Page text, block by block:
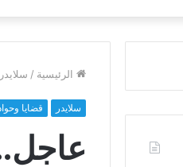
الرئيسية / سلايدر
سلايدر قضايا